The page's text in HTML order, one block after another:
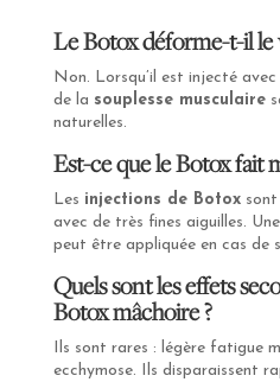
Le Botox déforme-t-il le
Non. Lorsqu’il est injecté
de la souplesse musculaire
naturelles.
Est-ce que le Botox fait
Les injections de Botoxsont
avec de très fines aiguilles. Une
peut être appliquée en cas de
Quels sont les effets
Botox mâchoire ?
Ils sont rares : légère fatigue
ecchymose. Ils disparaissent